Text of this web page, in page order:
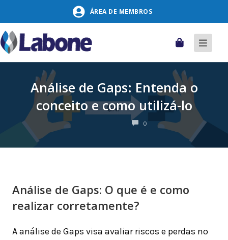
conteúdo
ÁREA DE MEMBROS
Carrinho
Análise de Gaps: Entenda o
conceito e como utilizá-lo
0 COMENTÁRIOS
Análise de Gaps: O que é e como
realizar corretamente?
A análise de Gaps visa avaliar riscos e perdas no